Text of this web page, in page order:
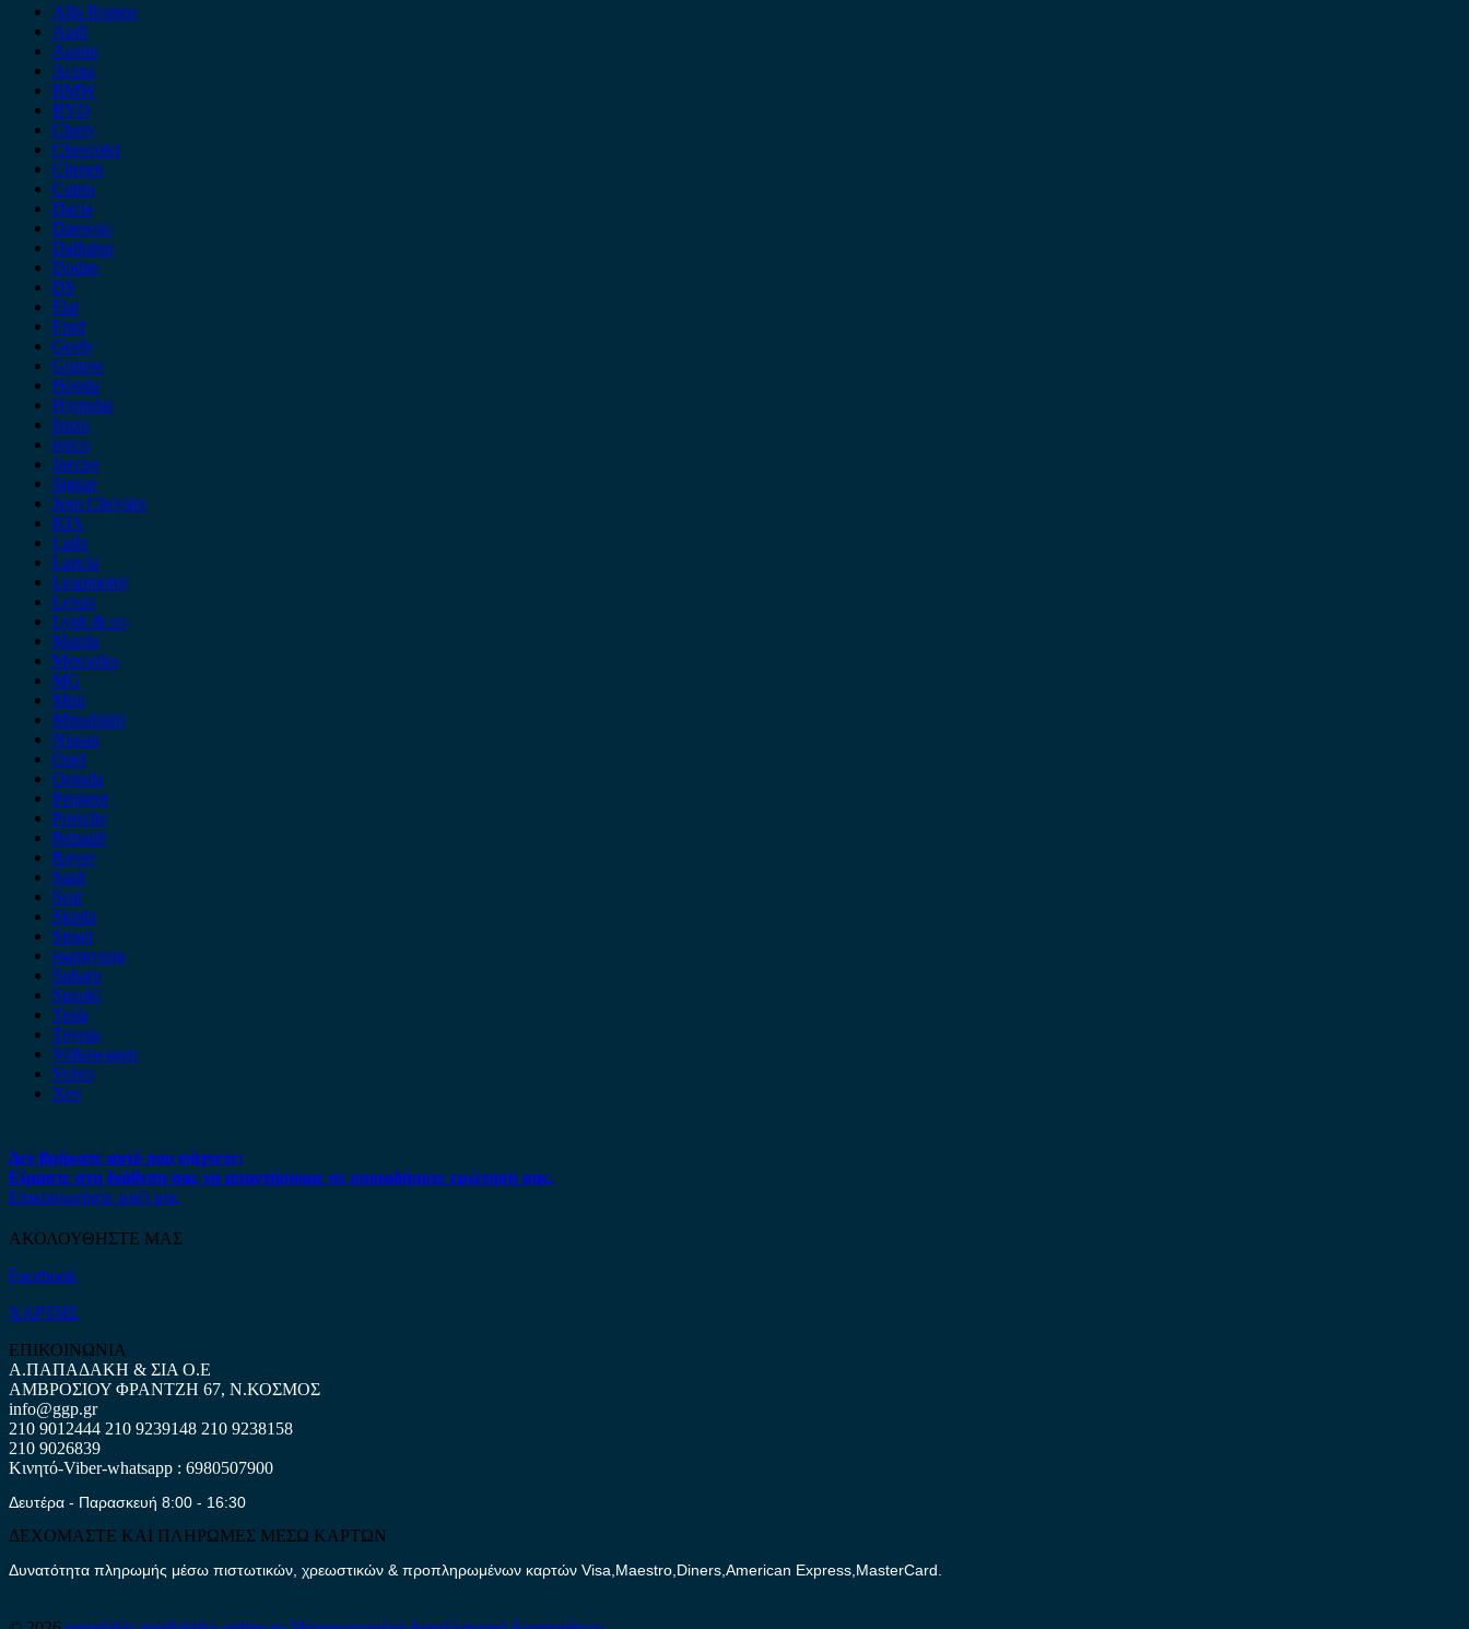
Alfa Romeo
Audi
Austin
Acura
BMW
BYD
Chery
Chevrolet
Citroen
Cupra
Dacia
Daewoo
Daihatsu
Dodge
DS
Fiat
Ford
Geely
Gonow
Honda
Hyundai
Isuzu
iveco
Jaecoo
Jaguar
Jeep Chrysler
KIA
Lada
Lancia
Leapmotor
Lexus
Lynk & co
Mazda
Mercedes
MG
Mini
Mitsubishi
Nissan
Opel
Omoda
Peugeot
Porsche
Renault
Rover
Saab
Seat
Skoda
Smart
ssangyong
Subaru
Suzuki
Tesla
Toyota
Volkswagen
Volvo
Xev
Δεν βρήκατε αυτό που ψάχνετε;
Είμαστε στη διάθεση σας να απαντήσουμε σε οποιαδήποτε ερώτηση σας.
Επικοινωνήστε μαζί μας
ΑΚΟΛΟΥΘΗΣΤΕ ΜΑΣ
Facebook
ΧΑΡΤΗΣ
ΕΠΙΚΟΙΝΩΝΙΑ
Α.ΠΑΠΑΔΑΚΗ & ΣΙΑ Ο.Ε
ΑΜΒΡΟΣΙΟΥ ΦΡΑΝΤΖΗ 67, Ν.ΚΟΣΜΟΣ
info@ggp.gr
210 9012444 210 9239148 210 9238158
210 9026839
Κινητό-Viber-whatsapp : 6980507900
Δευτέρα - Παρασκευή 8:00 - 16:30
ΔΕΧΟΜΑΣΤΕ ΚΑΙ ΠΛΗΡΩΜΕΣ ΜΕΣΩ ΚΑΡΤΩΝ
Δυνατότητα πληρωμής μέσω πιστωτικών, χρεωστικών & προπληρωμένων καρτών Visa,Maestro,Diners,American Express,MasterCard.